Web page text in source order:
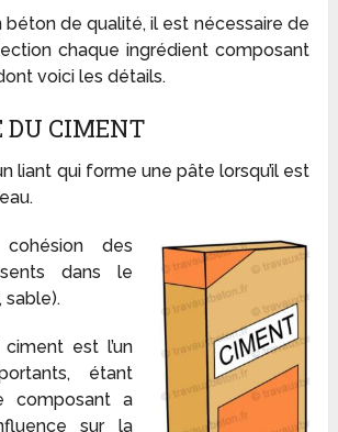
béton de qualité, il est nécessaire de
chaque ingrédient composant
voici les détails.
DU CIMENT
liant qui forme une pâte lorsqu’il est
des
dans le
sable).
est l’un
étant
composant a
sur la